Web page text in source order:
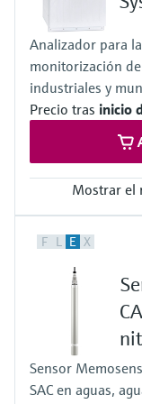
Analizador para
monitorización
industriales y
Precio tras inicio
Mostrar el
10 a 5.000 mg/l O2
40 a 20.000 mg/l O2
Temperatura del
Presión de proceso
F L E X
Sensor
SAC en aguas,